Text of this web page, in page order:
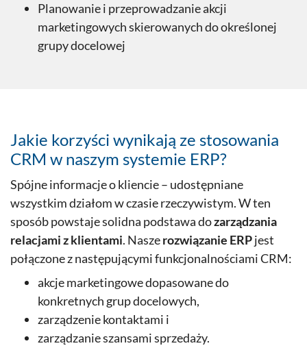
Planowanie i przeprowadzanie akcji
marketingowych skierowanych do określonej
grupy docelowej
Jakie korzyści wynikają ze stosowania
CRM w naszym systemie ERP?
Spójne informacje o kliencie – udostępniane
wszystkim działom w czasie rzeczywistym. W ten
sposób powstaje solidna podstawa dozarządzania
relacjami z klientami. Naszerozwiązanie ERPjest
połączone z następującymi funkcjonalnościami CRM:
akcje marketingowe dopasowane do
konkretnych grup docelowych,
zarządzenie kontaktami i
zarządzanie szansami sprzedaży.